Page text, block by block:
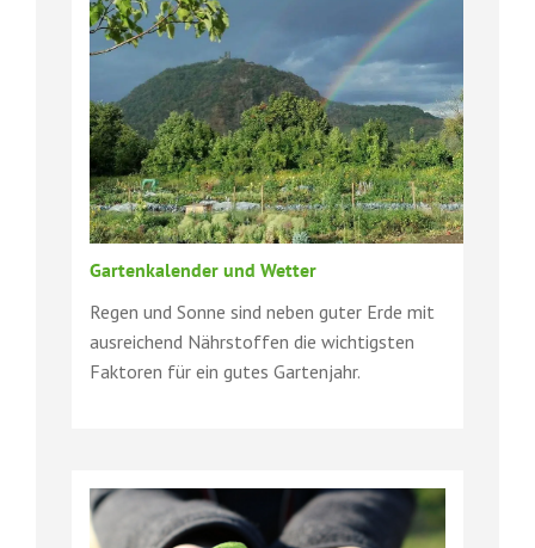
Gartenkalender und Wetter
Regen und Sonne sind neben guter Erde mit
ausreichend Nährstoffen die wichtigsten
Faktoren für ein gutes Gartenjahr.